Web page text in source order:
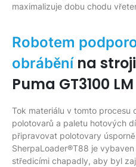
maximalizuje dobu chodu
Robotem
obráběnína stroji
Puma GT3100 LM
Tok materiálu v tomto procesu
polotovarů a paletu hotových
připravovat polotovary
SherpaLoader®T88 je
středicími chapadly, aby byl